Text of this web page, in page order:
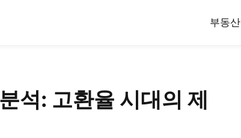
부동산
석: 고환율 시대의 제